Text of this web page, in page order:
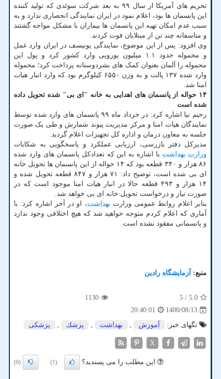
تحریم های آمریکا از سال ۹۹ به بعد شرکت سوئدی که تولید کننده
این پانسمان ها بود، اعلام نمود در ایران نمایندگی انحصاری ندارد و به
سبب عدم امکان تهیه این پانسمان ها بیماران با مشکل مواجه گشتند
و متاسفانه چند تن از مبتلایان فوت کردند.
وی افزود: پس از این موضوع، نمایندگی یونیسف در ایران وارد عمل
و محموله حدود ۱.۱ میلیون یورویی وارد کشور کرد و پول این
محموله را آلمان بعنوان کمک های بشردوستانه پرداخت کرد؛ محموله
وارد شده ۱۳۷ پالت و به وزن ۶۵۵۰ کیلوگرم بود که وارد انبار هیات
امنا شد.
۱۴ حواله از پانسمان های اهدایی به خانه "ای بی" شده تحویل داده
شده است
رحیم نیا اشاره کرد: در خرداد ماه ۹۹ پانسمان های وارد شده توسط
نمایندگان هیات امنا و مرکز مدیریت پیوند شمارش و طی یک صورت
جلسه به معاون درمان و اداره کل تجهیزات اعلام گردید.
مدیرکل دفتر بازرسی، ارزیابی عملکرد و پاسخگویی به شکایات
وزارت بهداشت با اشاره به این که تعدادکل پانسمان های وارد شده
۸۶ هزار و ۳۴۰ قطعه بود که ۱۴ حواله از این پانسمان ها تحویل خانه
ای بی شده است، توضیح داد: ۷۱ هزار و ۸۴۷ قطعه تحویل شده و
۱۴ هزار و ۴۹۳ قطعه حالا در انبار هیات امنا موجود است که در
صورت نیاز و درخواست تحویل خانه ای بی خواهد شد.
بنابر اعلام روابط عمومی وزارت بهداشت، او در آخر اشاره کرد: با
آماری که اعلام کردم متوجه خواهید شد که هیچ اختلافی وجود ندارد
و پانسمانی مفقود نشده است.
منبع: آزمایشگاه رادین
5.0
/ 5
1130
1400/08/13
20:40:01
تگهای خبر:
آموزش , بهداشت , پزشك , پزشكی
X
این مطلب را می پسندید؟ (1)
(0)